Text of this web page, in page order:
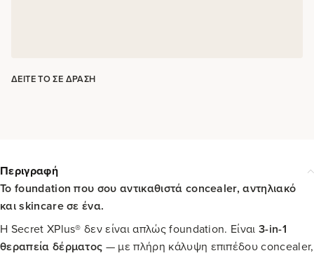
ΔΕΊΤΕ ΤΟ ΣΕ ΔΡΆΣΗ
Περιγραφή
Το foundation που σου αντικαθιστά concealer, αντηλιακό
και skincare σε ένα.
Η Secret XPlus® δεν είναι απλώς foundation. Είναι 3-in-1
θεραπεία δέρματος — με πλήρη κάλυψη επιπέδου concealer,